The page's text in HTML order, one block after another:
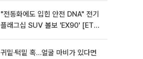
"전동화에도 입힌 안전 DNA" 전기
플래그십 SUV 볼보 'EX90' [ET의
귀밑·턱밑 혹…얼굴 마비가 있다면